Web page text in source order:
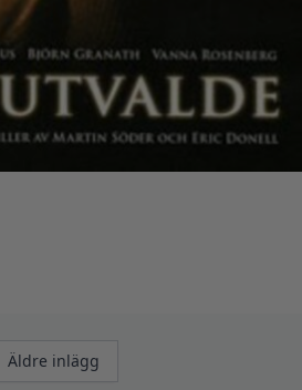
Inläggsnavigering
Äldre inlägg